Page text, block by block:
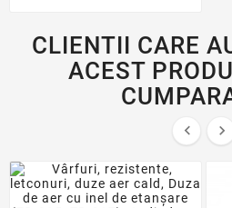
CLIENTII CARE
ACEST
 